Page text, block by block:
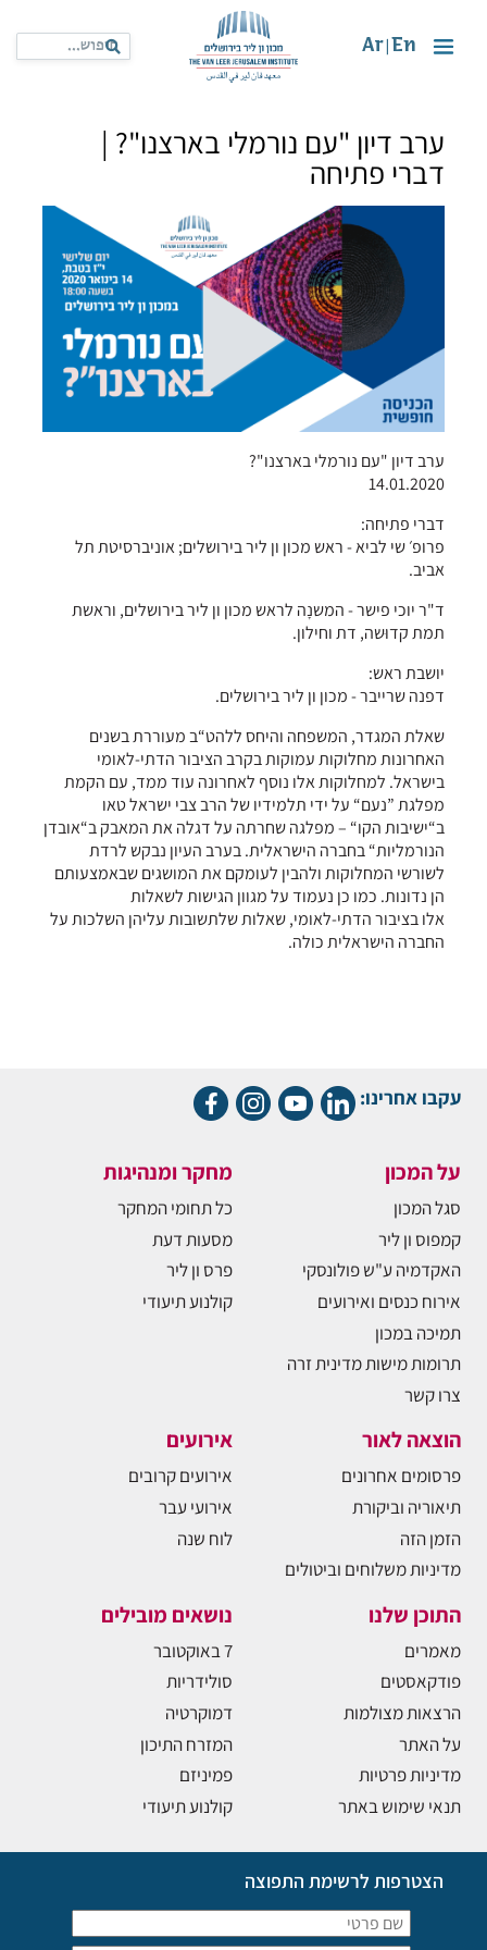
En
Ar
ערב דיון "עם נורמלי בארצנו"? |
דברי פתיחה
ערב דיון "עם נורמלי בארצנו"?
14.01.2020
דברי פתיחה:
פרופ׳ שי לביא - ראש מכון ון ליר בירושלים; אוניברסיטת תל
אביב.
ד"ר יוכי פישר - המשנָה לראש מכון ון ליר בירושלים, וראשת
תמת קדוּשה, דת וחילון.
יושבת ראש:
דפנה שרייבר - מכון ון ליר בירושלים.
שאלת המגדר, המשפחה והיחס ללהט“ב מעוררת בשנים
האחרונות מחלוקות עמוקות בקרב הציבור הדתי-לאומי
בישראל. למחלוקות אלו נוסף לאחרונה עוד ממד, עם הקמת
מפלגת ”נעם“ על ידי תלמידיו של הרב צבי ישראל טאו
ב“ישיבות הקו“ – מפלגה שחרתה על דגלה את המאבק ב“אובדן
הנורמליות“ בחברה הישראלית. בערב העיון נבקש לרדת
לשורשי המחלוקות ולהבין לעומקם את המושגים שבאמצעותם
הן נדונות. כמו כן נעמוד על מגוון הגישות לשאלות
אלו בציבור הדתי-לאומי, שאלות שלתשובות עליהן השלכות על
החברה הישראלית כולה.
עקבו אחרינו:
על המכון
סגל המכון
קמפוס ון ליר
האקדמיה ע"ש פולונסקי
אירוח כנסים ואירועים
תמיכה במכון
תרומות מישות מדינית זרה
צרו קשר
מחקר ומנהיגות
כל תחומי המחקר
מסעות דעת
פרס ון ליר
קולנוע תיעודי
הוצאה לאור
פרסומים אחרונים
תיאוריה וביקורת
הזמן הזה
מדיניות משלוחים וביטולים
אירועים
אירועים קרובים
אירועי עבר
לוח שנה
התוכן שלנו
מאמרים
פודקאסטים
הרצאות מצולמות
על האתר
מדיניות פרטיות
תנאי שימוש באתר
נושאים מובילים
7 באוקטובר
סולידריות
דמוקרטיה
המזרח התיכון
פמיניזם
קולנוע תיעודי
הצטרפות לרשימת התפוצה